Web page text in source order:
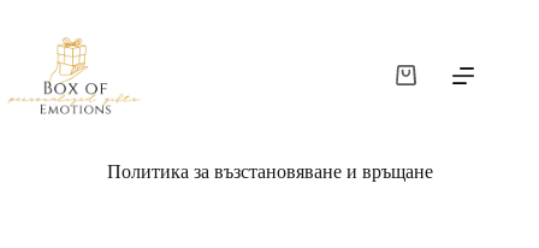
Политика за възстановяване и връщане